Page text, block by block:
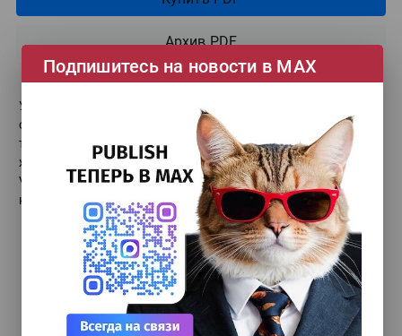
Архив PDF
УФ-принтер для отделки. Sprinter ТС-2513Mh. Как
оптимизировать работу типографии? Адаптация
типографий к цифровизации грузоперевозок. Вторая
жизнь рекламного производства. Если у вас нет гибрида.
Vorey оптимизирует работу партнеров. У Hyde в приоритете
кастомизация решений.
Подпишитесь на новости в МАХ